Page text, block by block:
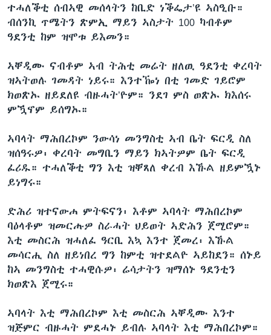
ተሓለቕቲ ሰብኣዊ መሰላትን ከቢድ ነቕፌታ’ዩ ኣስዒቡ።
ብሰንኪ ጥሜትን ጽምኢ ማይን ኣስታት 100 ካብቶም
ዓደንቲ ከም ዝሞቱ ይእመን።
ኣቐዲሙ ናብቶም ኣብ ትሕቲ መሬት ዘለዉ ዓደንቲ ቀረባት
ዝኣትወሉ ገመዳት ነይሩ። እንተዀነ በቲ ገመድ ገይሮም
ክወጽኡ ዘይደለዩ ብዙሓት’ዮም። ንደገ ምስ ወጽኡ ክእሰሩ
ምዃኖም ይሰግኡ።
ኣባላት ማሕበረኮም ንውሳነ መንግስቲ ኣብ ቤት ፍርዲ ስለ
ዝሰዓሩዎ፡ ቀረባት መግቢን ማይን ክኣትዎም ቤት ፍርዲ
ፈሪዱ። ተሓለቕቲ ግን እቲ ዝቐጸለ ቀረብ እኹል ዘይምዃኑ
ይነግሩ።
ድሕሪ ዝተናውሐ ምትፍናን፡ እቶም ኣባላት ማሕበረኮም
ባዕላቶም ዝመርሑዎ ስራሓት ህይወት ኣድሕን ጀሚሮም።
እቲ መስርሕ ዝሓለፈ ዓርቢ እኳ እንተ ጀመረ፡ እኹል
መሳርሒ ስለ ዘይነበረ ግን ከምቲ ዝተደልዮ ኣይከደን። ሰኑይ
ከኣ መንግስቲ ተሓዊሱዎ፡ ሬሳታትን ዝማሰኑ ዓደንቲን
ክወጽእ ጀሚሩ።
ኣባላት እቲ ማሕበረኮም እቲ መስርሕ ኣቐዲሙ እንተ
ዝጅምር ብዙሓት ምደሓኑ ይብሉ ኣባላት እቲ ማሕበረኮም።